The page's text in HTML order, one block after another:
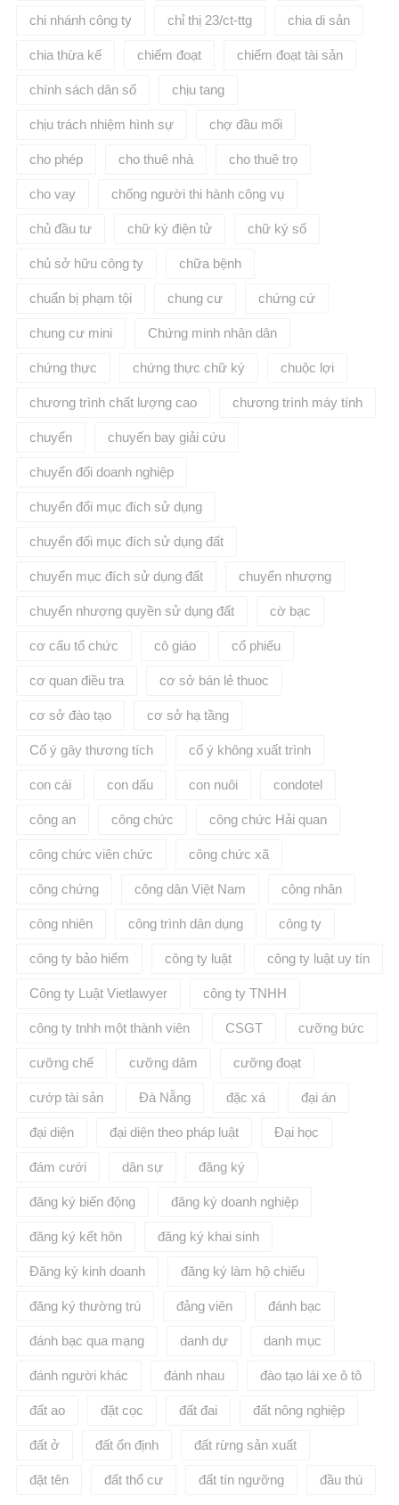
chi nhánh công ty chỉ thị 23/ct-ttg chia di sản
chia thừa kế chiếm đoạt chiếm đoạt tài sản
chính sách dân số chịu tang
chịu trách nhiệm hình sự chợ đầu mối
cho phép cho thuê nhà cho thuê trọ
cho vay chống người thi hành công vụ
chủ đầu tư chữ ký điện tử chữ ký số
chủ sở hữu công ty chữa bệnh
chuẩn bị phạm tội chung cư chứng cứ
chung cư mini Chứng minh nhân dân
chứng thực chứng thực chữ ký chuộc lợi
chương trình chất lượng cao chương trình máy tính
chuyển chuyến bay giải cứu
chuyển đổi doanh nghiệp
chuyển đổi mục đích sử dụng
chuyển đổi mục đích sử dụng đất
chuyển mục đích sử dụng đất chuyển nhượng
chuyển nhượng quyền sử dụng đất cờ bạc
cơ cấu tổ chức cô giáo cổ phiếu
cơ quan điều tra cơ sở bán lẻ thuoc
cơ sở đào tạo cơ sở hạ tầng
Cố ý gây thương tích cố ý không xuất trình
con cái con dấu con nuôi condotel
công an công chức công chức Hải quan
công chức viên chức công chức xã
công chứng công dân Việt Nam công nhân
công nhiên công trình dân dụng công ty
công ty bảo hiểm công ty luật công ty luật uy tín
Công ty Luật Vietlawyer công ty TNHH
công ty tnhh một thành viên CSGT cưỡng bức
cưỡng chế cưỡng dâm cưỡng đoạt
cướp tài sản Đà Nẵng đặc xá đại án
đại diện đại diện theo pháp luật Đại học
đám cưới dân sự đăng ký
đăng ký biến động đăng ký doanh nghiệp
đăng ký kết hôn đăng ký khai sinh
Đăng ký kinh doanh đăng ký làm hộ chiếu
đăng ký thường trú đảng viên đánh bạc
đánh bạc qua mạng danh dự danh mục
đánh người khác đánh nhau đào tạo lái xe ô tô
đất ao đặt cọc đất đai đất nông nghiệp
đất ở đất ổn định đất rừng sản xuất
đặt tên đất thổ cư đất tín ngưỡng đầu thú